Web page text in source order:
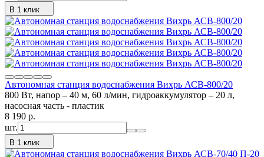
В 1 клик
Автономная станция водоснабжения Вихрь АСВ-800/20
800 Вт, напор – 40 м, 60 л/мин, гидроаккумулятор – 20 л,
насосная часть - пластик
8 190 p.
шт.
В 1 клик